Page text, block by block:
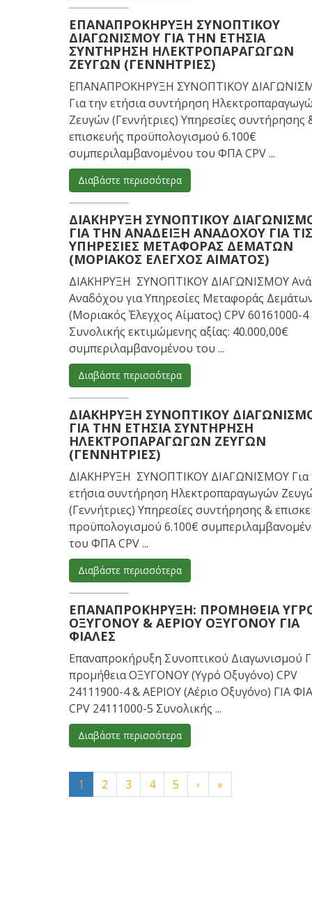
ΕΠΑΝΑΠΡΟΚΉΡΥΞΗ ΣΥΝΟΠΤΙΚΟΎ
ΔΙΑΓΩΝΙΣΜΟΎ ΓΙΑ ΤΗΝ ΕΤΉΣΙΑ
ΣΥΝΤΉΡΗΣΗ ΗΛΕΚΤΡΟΠΑΡΑΓΩΓΏΝ
ΖΕΥΓΏΝ (ΓΕΝΝΉΤΡΙΕΣ)
ΕΠΑΝΑΠΡΟΚΗΡΥΞΗ ΣΥΝΟΠΤΙΚΟΥ
Για την ετήσια συντήρηση
Ζευγών (Γεννήτριες) Υπηρεσίες συντήρησης
επισκευής προϋπολογισμού 6.100€
συμπεριλαμβανομένου του ΦΠΑ CPV ...
Διαβάστε περισσότερα
ΔΙΑΚΉΡΥΞΗ ΣΥΝΟΠΤΙΚΟΎ
ΓΙΑ ΤΗΝ ΑΝΆΔΕΙΞΗ ΑΝΑΔΌΧΟΥ ΓΙΑ ΤΙΣ
ΥΠΗΡΕΣΊΕΣ ΜΕΤΑΦΟΡΆΣ ΔΕΜΆΤΩΝ
(ΜΟΡΙΑΚΌΣ ΈΛΕΓΧΟΣ ΑΊΜΑΤΟΣ)
ΔΙΑΚΗΡΥΞΗ ΣΥΝΟΠΤΙΚΟΥ ΔΙΑΓΩΝΙΣΜΟΥ
Αναδόχου για Υπηρεσίες Μεταφοράς
(Μοριακός Έλεγχος Αίματος) CPV 60161000-4
Συνολικής εκτιμώμενης αξίας: 40.000,00€
συμπεριλαμβανομένου του ...
Διαβάστε περισσότερα
ΔΙΑΚΉΡΥΞΗ ΣΥΝΟΠΤΙΚΟΎ
ΓΙΑ ΤΗΝ ΕΤΉΣΙΑ ΣΥΝΤΉΡΗΣΗ
ΗΛΕΚΤΡΟΠΑΡΑΓΩΓΏΝ ΖΕΥΓΏΝ
(ΓΕΝΝΉΤΡΙΕΣ)
ΔΙΑΚΗΡΥΞΗ ΣΥΝΟΠΤΙΚΟΥ ΔΙΑΓΩΝΙΣΜΟΥ Για
ετήσια συντήρηση Ηλεκτροπαραγωγών
(Γεννήτριες) Υπηρεσίες συντήρησης &
προϋπολογισμού 6.100€
του ΦΠΑ CPV ...
Διαβάστε περισσότερα
ΕΠΑΝΑΠΡΟΚΉΡΥΞΗ: ΠΡΟΜΉΘΕΙΑ
ΟΞΥΓΌΝΟΥ & ΑΕΡΊΟΥ ΟΞΥΓΌΝΟΥ ΓΙΑ
ΦΙΆΛΕΣ
Επαναπροκήρυξη Συνοπτικού Διαγωνισμού
προμήθεια ΟΞΥΓΟΝΟΥ (Υγρό Οξυγόνο) CPV
24111900-4 & ΑΕΡΙΟΥ (Αέριο Οξυγόνο) ΓΙΑ
CPV 24111000-5 Συνολικής ...
Διαβάστε περισσότερα
1 2 3 4 5 › »